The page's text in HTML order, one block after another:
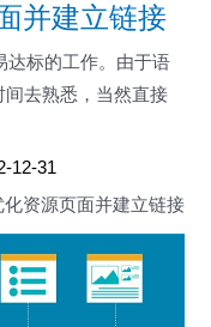
并建立链接
达标的工作。由于语
去熟悉，当然直接
12-31
化资源页面并建立链接